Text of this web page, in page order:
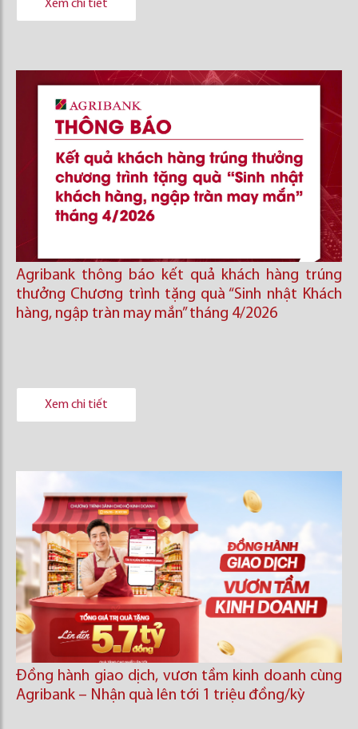
Xem chi tiết
Agribank thông báo kết quả khách hàng trúng
thưởng Chương trình tặng quà “Sinh nhật Khách
hàng, ngập tràn may mắn” tháng 4/2026
Xem chi tiết
Đồng hành giao dịch, vươn tầm kinh doanh cùng
Agribank – Nhận quà lên tới 1 triệu đồng/kỳ